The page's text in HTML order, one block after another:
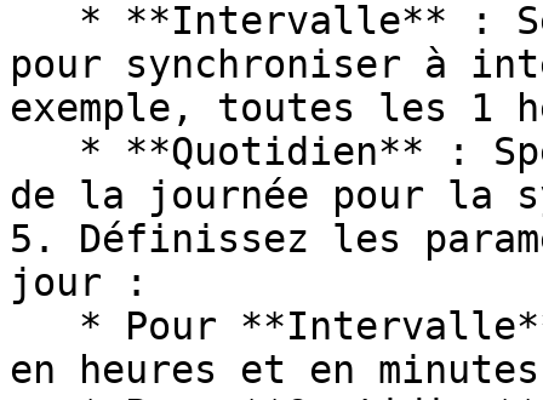
pour synchroniser à
exemple, toutes les 1
de la journée pour la
5. Définissez les
jour :
en heures et en